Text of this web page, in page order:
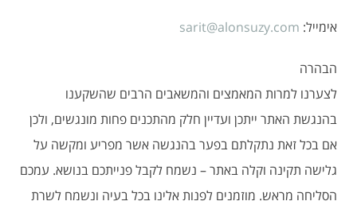
אימייל: sarit@alonsuzy.com
הבהרה
לצערנו למרות המאמצים והמשאבים הרבים שהשקענו
בהנגשת האתר ייתכן ועדיין חלק מהתכנים פחות מונגשים, ולכן
אם בכל זאת נתקלתם בפער בהנגשה אשר מפריע ומקשה על
גלישה תקינה וקלה באתר – נשמח לקבל פנייתכם בנושא. עמכם
הסליחה מראש. מוזמנים לפנות אלינו בכל בעיה ונשמח לשרת